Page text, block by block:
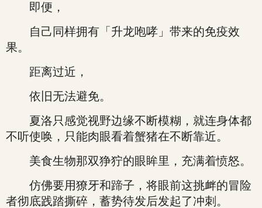
即便，
自己同样拥有「升龙咆哮」带来的免疫效
果。
距离过近，
依旧无法避免。
夏洛只感觉视野边缘不断模糊，就连身体都
不听使唤，只能肉眼看着蟹猪在不断靠近。
美食生物那双狰狞的眼眸里，充满着愤怒。
仿佛要用獠牙和蹄子，将眼前这挑衅的冒险
者彻底践踏撕碎，蓄势待发后发起了冲刺。